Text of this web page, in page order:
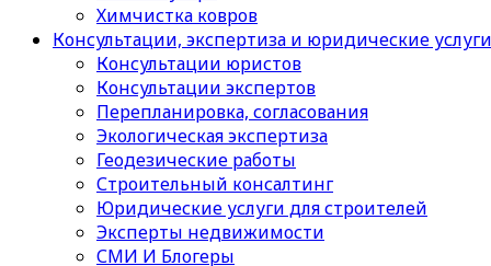
Химчистка ковров
Консультации, экспертиза и юридические услуги
Консультации юристов
Консультации экспертов
Перепланировка, согласования
Экологическая экспертиза
Геодезические работы
Строительный консалтинг
Юридические услуги для строителей
Эксперты недвижимости
СМИ И Блогеры